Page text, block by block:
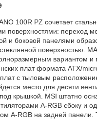
100R PZ сочетает
поверхностями: переход
и боковой панелями
поверхностью.
вариантом и
плат формата ATX/
с тыловым
место для десяти
крышкой. MSI штатно
A-RGB сбоку и
A-RGB на задней панели.